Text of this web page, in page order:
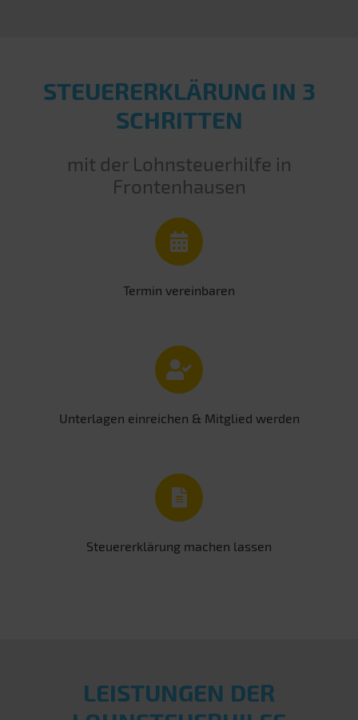
STEUERERKLÄRUNG IN 3
SCHRITTEN
mit der Lohnsteuerhilfe in
Frontenhausen
Termin vereinbaren
Unterlagen einreichen & Mitglied werden
Steuererklärung machen lassen
LEISTUNGEN DER